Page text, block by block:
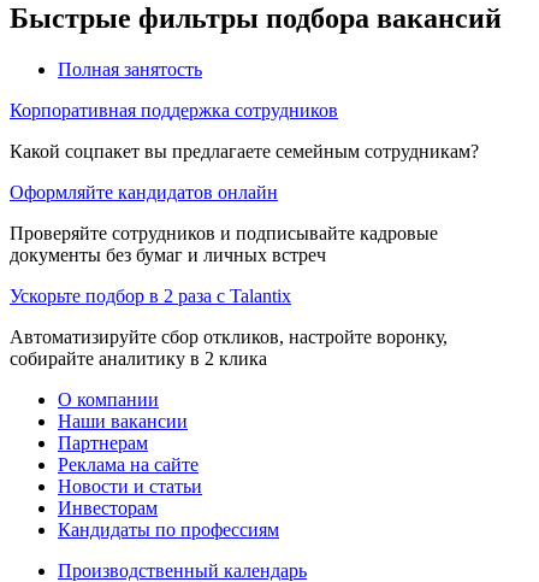
Быстрые фильтры подбора вакансий
Полная занятость
Корпоративная поддержка сотрудников
Какой соцпакет вы предлагаете семейным сотрудникам?
Оформляйте кандидатов онлайн
Проверяйте сотрудников и подписывайте кадровые
документы без бумаг и личных встреч
Ускорьте подбор в 2 раза с Talantix
Автоматизируйте сбор откликов, настройте воронку,
собирайте аналитику в 2 клика
О компании
Наши вакансии
Партнерам
Реклама на сайте
Новости и статьи
Инвесторам
Кандидаты по профессиям
Производственный календарь